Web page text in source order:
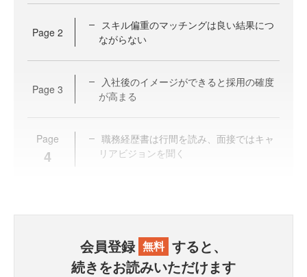
Page 2
スキル偏重のマッチングは良い結果につ
ながらない
Page 3
入社後のイメージができると採用の確度
が高まる
Page
4
職務経歴書は行間を読み、面接ではキャ
リアビジョンを聞く
会員登録 無料 すると、
続きをお読みいただけます